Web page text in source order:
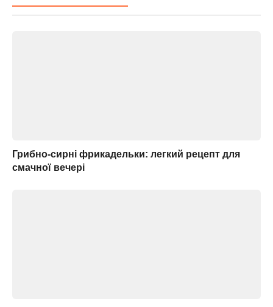
Грибно-сирні фрикадельки: легкий рецепт для
смачної вечері